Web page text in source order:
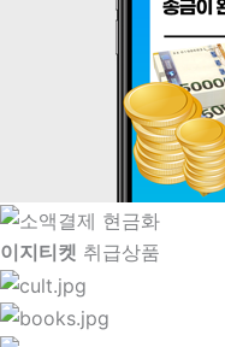
이지티켓 취급상품